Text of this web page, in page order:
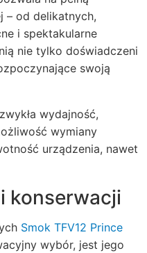
– od delikatnych,
i spektakularne
nie tylko doświadczeni
swoją
wydajność,
wymiany
urządzenia, nawet
konserwacji
Smok TFV12 Prince
wybór, jest jego